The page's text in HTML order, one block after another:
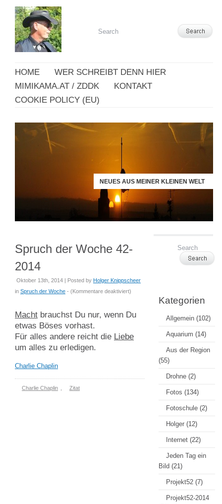
HOME
WER SCHREIBT DENN HIER
MIMIKAMA.AT / ZDDK
KONTAKT
COOKIE POLICY (EU)
NEUES AUS MEINER KLEINEN WELT
Spruch der Woche 42-
2014
Oktober 13th, 2014 | Posted by Holger Knippscheer
in Spruch der Woche - (Kommentare deaktiviertfür
der
2014
)
Macht brauchst Du nur, wenn Du
etwas Böses vorhast.
Für alles andere reicht die Liebe
um alles zu erledigen.
Charlie Chaplin
Charlie Chaplin Zitat
Kategorien
Allgemein (102)
Aquarium (14)
Aus der Region
(55)
Drohne (2)
Fotos (134)
Fotoschule (2)
Holger (12)
Internet (22)
Jeden Tag ein
Bild (21)
Projekt52 (7)
Projekt52-2014